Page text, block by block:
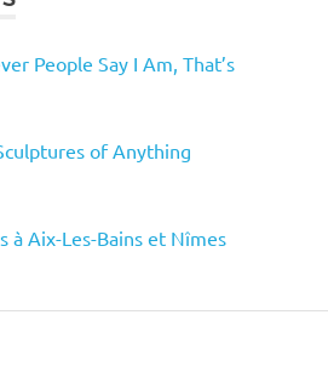
People Say I Am, That’s
of Anything
à Aix-Les-Bains et Nîmes